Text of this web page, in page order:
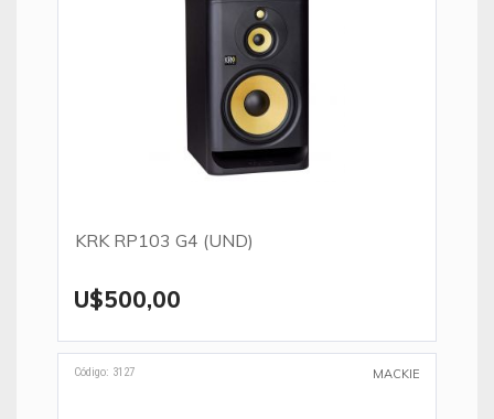
KRK RP103 G4 (UND)
U$500,00
Código: 3127 MACKIE